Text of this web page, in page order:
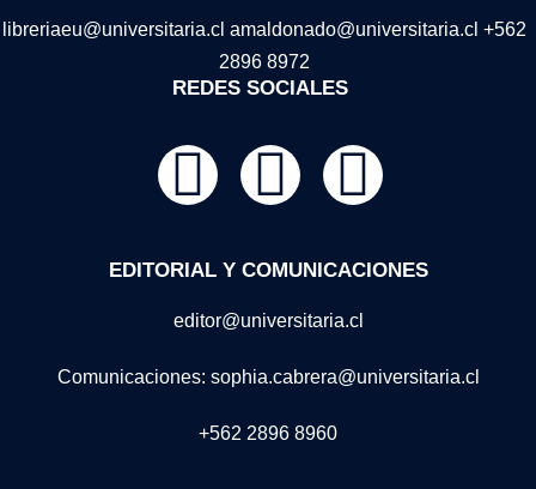
libreriaeu@universitaria.cl amaldonado@universitaria.cl +562
2896 8972
REDES SOCIALES
EDITORIAL Y COMUNICACIONES
editor@universitaria.cl
Comunicaciones: sophia.cabrera@universitaria.cl
+562 2896 8960